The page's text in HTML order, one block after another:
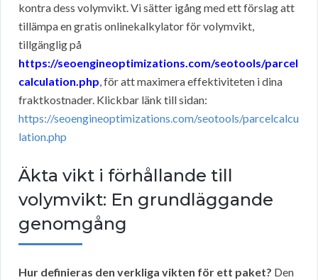
kontra dess volymvikt. Vi sätter igång med ett förslag att
tillämpa en gratis onlinekalkylator för volymvikt,
tillgänglig på
https://seoengineoptimizations.com/seotools/parcel
calculation.php, för att maximera effektiviteten i dina
fraktkostnader. Klickbar länk till sidan:
https://seoengineoptimizations.com/seotools/parcelcalcu
lation.php
Äkta vikt i förhållande till
volymvikt: En grundläggande
genomgång
Hur definieras den verkliga vikten för ett paket? Den